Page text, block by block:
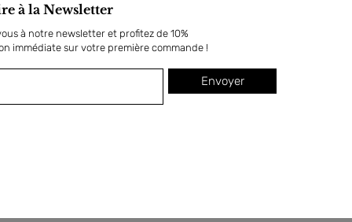
à la Newsletter
à notre newsletter et profitez de 10%
immédiate sur votre première commande !
Envoyer